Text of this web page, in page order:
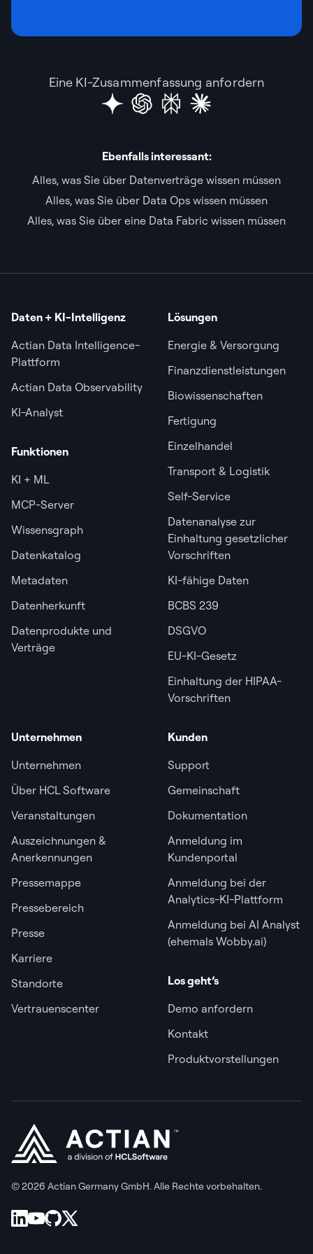
Eine KI-Zusammenfassung anfordern
Ebenfalls interessant:
Alles, was Sie über Datenverträge wissen müssen
Alles, was Sie über Data Ops wissen müssen
Alles, was Sie über eine Data Fabric wissen müssen
Daten + KI-Intelligenz
Actian Data Intelligence-
Plattform
Actian Data Observability
KI-Analyst
Funktionen
KI + ML
MCP-Server
Wissensgraph
Datenkatalog
Metadaten
Datenherkunft
Datenprodukte und
Verträge
Lösungen
Energie & Versorgung
Finanzdienstleistungen
Biowissenschaften
Fertigung
Einzelhandel
Transport & Logistik
Self-Service
Datenanalyse zur
Einhaltung gesetzlicher
Vorschriften
KI-fähige Daten
BCBS 239
DSGVO
EU-KI-Gesetz
Einhaltung der HIPAA-
Vorschriften
Unternehmen
Unternehmen
Über HCL Software
Veranstaltungen
Auszeichnungen &
Anerkennungen
Pressemappe
Pressebereich
Presse
Karriere
Standorte
Vertrauenscenter
Kunden
Support
Gemeinschaft
Dokumentation
Anmeldung im
Kundenportal
Anmeldung bei der
Analytics-KI-Plattform
Anmeldung bei AI Analyst
(ehemals Wobby.ai)
Los geht’s
Demo anfordern
Kontakt
Produktvorstellungen
© 2026 Actian Germany GmbH. Alle Rechte vorbehalten.